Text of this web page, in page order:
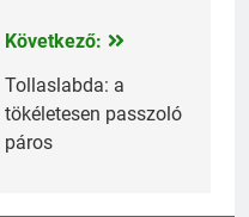
Következő:
Tollaslabda: a
tökéletesen passzoló
páros